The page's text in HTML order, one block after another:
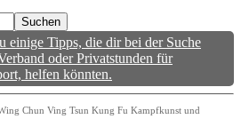
Suchen
einige Tipps, die dir bei der Suche
oder Privatstunden für
helfen könnten.
Chun Ving Tsun Kung Fu Kampfkunst und